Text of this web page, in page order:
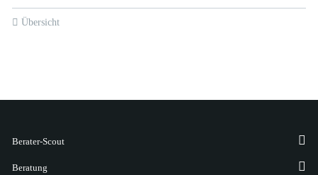
Übersicht
Berater-Scout
Beratung